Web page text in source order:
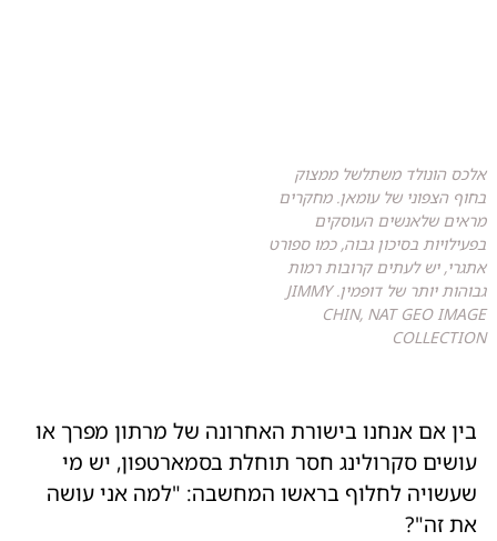
אלכס הונולד משתלשל ממצוק
בחוף הצפוני של עומאן. מחקרים
מראים שלאנשים העוסקים
בפעילויות בסיכון גבוה, כמו ספורט
אתגרי, יש לעתים קרובות רמות
גבוהות יותר של דופמין. JIMMY
CHIN, NAT GEO IMAGE
COLLECTION
בין אם אנחנו בישורת האחרונה של מרתון מפרך או
עושים סקרולינג חסר תוחלת בסמארטפון, יש מי
שעשויה לחלוף בראשו המחשבה: "למה אני עושה
את זה"?